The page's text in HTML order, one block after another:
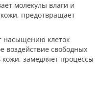
молекулы влаги и
кожи, предотвращает
насыщению клеток
воздействие свободных
замедляет процессы